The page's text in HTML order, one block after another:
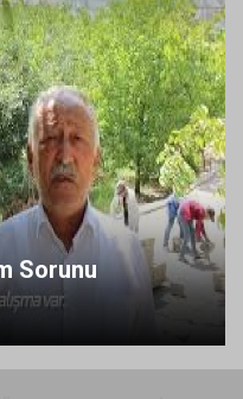
Sorunu